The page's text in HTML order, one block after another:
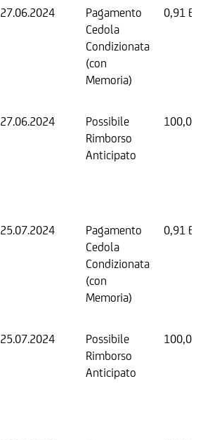
27.06.2024
Pagamento
Cedola
Condizionata
(con
Memoria)
0,91
27.06.2024
Possibile
Rimborso
Anticipato
100,00
25.07.2024
Pagamento
Cedola
Condizionata
(con
Memoria)
0,91
25.07.2024
Possibile
Rimborso
Anticipato
100,00